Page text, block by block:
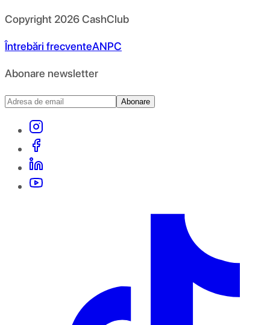
Copyright 2026CashClub
Întrebări frecventeANPC
Abonare newsletter
Abonare